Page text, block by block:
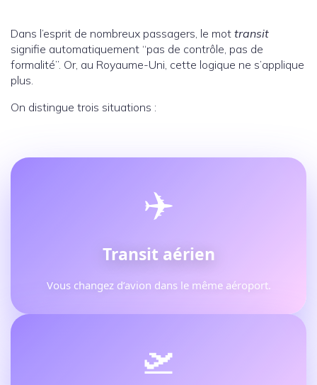
Dans l’esprit de nombreux passagers, le mot transit
signifie automatiquement “pas de contrôle, pas de
formalité”. Or, au Royaume-Uni, cette logique ne s’applique
plus.
On distingue trois situations :
✈️
Transit aérien
Vous changez d’avion dans le même aéroport.
🛫